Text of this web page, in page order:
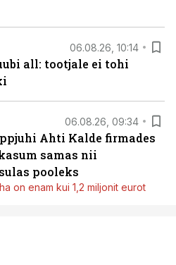
06.08.26, 10:14
all: tootjale ei tohi
06.08.26, 09:34
Ahti Kalde firmades
samas nii
pooleks
on enam kui 1,2 miljonit eurot